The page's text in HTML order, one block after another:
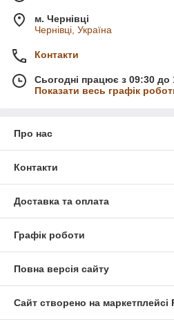
м. Чернівці
Чернівці, Україна
Контакти
Сьогодні працює з 09:30 до
Показати весь графік
Про нас
Контакти
Доставка та оплата
Графік роботи
Повна версія сайту
Сайт створено на маркетплейсі